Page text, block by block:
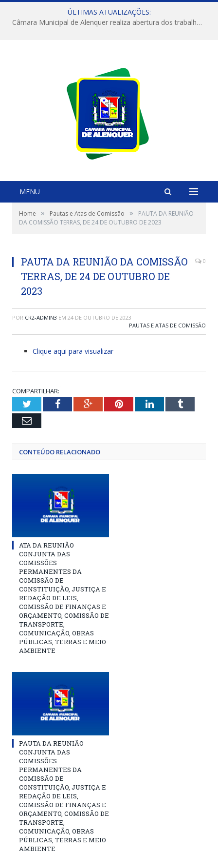
ÚLTIMAS ATUALIZAÇÕES:
Câmara Municipal de Alenquer realiza abertura dos trabalhos do 4º Período Legislativo
MENU
Home » Pautas e Atas de Comissão »
PAUTA DA REUNIÃO
DA COMISSÃO TERRAS, DE 24 DE OUTUBRO DE 2023
PAUTA DA REUNIÃO DA COMISSÃO
TERRAS, DE 24 DE OUTUBRO DE
2023
0
POR CR2-ADMIN3 EM 24 DE OUTUBRO DE 2023
PAUTAS E ATAS DE COMISSÃO
Clique aqui para visualizar
COMPARTILHAR:
TwitterFacebookGoogle+PinterestLinkedInTumblr
Email
CONTEÚDO RELACIONADO
ATA DA REUNIÃO
CONJUNTA DAS
COMISSÕES
PERMANENTES DA
COMISSÃO DE
CONSTITUIÇÃO, JUSTIÇA E
REDAÇÃO DE LEIS,
COMISSÃO DE FINANÇAS E
ORÇAMENTO, COMISSÃO DE
TRANSPORTE,
COMUNICAÇÃO, OBRAS
PÚBLICAS, TERRAS E MEIO
AMBIENTE
PAUTA DA REUNIÃO
CONJUNTA DAS
COMISSÕES
PERMANENTES DA
COMISSÃO DE
CONSTITUIÇÃO, JUSTIÇA E
REDAÇÃO DE LEIS,
COMISSÃO DE FINANÇAS E
ORÇAMENTO, COMISSÃO DE
TRANSPORTE,
COMUNICAÇÃO, OBRAS
PÚBLICAS, TERRAS E MEIO
AMBIENTE